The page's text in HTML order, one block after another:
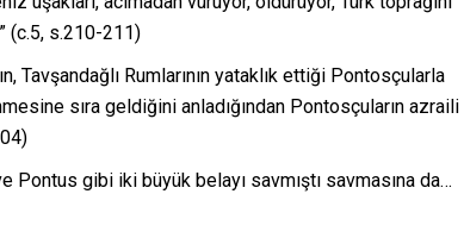
(c.5, s.210-211)
Tavşandağlı Rumlarının yataklık ettiği Pontosçularla
sıra geldiğini anladığından Pontosçuların azraili
gibi iki büyük belayı savmıştı savmasına da…